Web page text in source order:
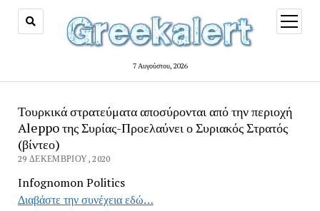
7 Αυγούστου, 2026
open
menu
Τουρκικά στρατεύματα αποσύρονται από την περιοχή
Aleppo της Συρίας-Προελαύνει ο Συριακός Στρατός
(βίντεο)
29 ΔΕΚΕΜΒΡΊΟΥ, 2020
Infognomon Politics
Διαβάστε την συνέχεια εδώ…